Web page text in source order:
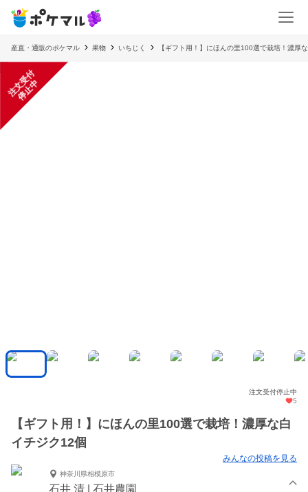
産直・通販のポケマル 果物 いちじく 【ギフト用！】にほんの里100選で栽培！濃厚
注
文
受
付
停
止
中
注文受付停止中
5
【ギフト用！】にほんの里100選で栽培！濃厚な白
イチジク12個
みんなの投稿を見る
神奈川県相模原市
石井 清 | 石井農園